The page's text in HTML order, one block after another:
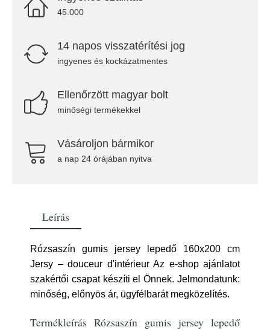
45.000
14 napos visszatérítési jog
ingyenes és kockázatmentes
Ellenőrzött magyar bolt
minőségi termékekkel
Vásároljon bármikor
a nap 24 órájában nyitva
Leírás
Rózsaszín gumis jersey lepedő 160x200 cm
Jersy – douceur d'intérieur Az e-shop ajánlatot
szakértői csapat készíti el Önnek. Jelmondatunk:
minőség, előnyös ár, ügyfélbarát megközelítés.
Termékleírás Rózsaszín gumis jersey lepedő